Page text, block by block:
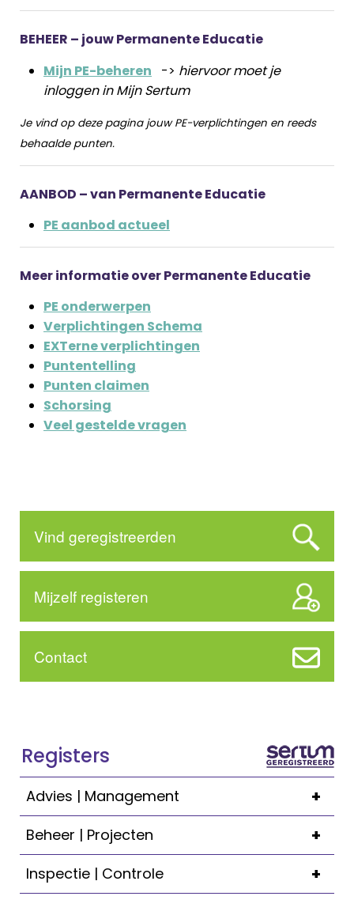
BEHEER – jouw Permanente Educatie
Mijn PE-beheren -> hiervoor moet je
inloggen in Mijn Sertum
Je vind op deze pagina jouw PE-verplichtingen en reeds
behaalde punten.
AANBOD – van Permanente Educatie
PE aanbod actueel
Meer informatie over Permanente Educatie
PE onderwerpen
Verplichtingen Schema
EXTerne verplichtingen
Puntentelling
Punten claimen
Schorsing
Veel gestelde vragen
Vind geregistreerden
Mijzelf registeren
Contact
Registers
+
Advies | Management
+
Beheer | Projecten
+
Inspectie | Controle